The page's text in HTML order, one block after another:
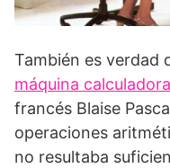
También es verdad
máquina
francés Blaise
operaciones
no resultaba